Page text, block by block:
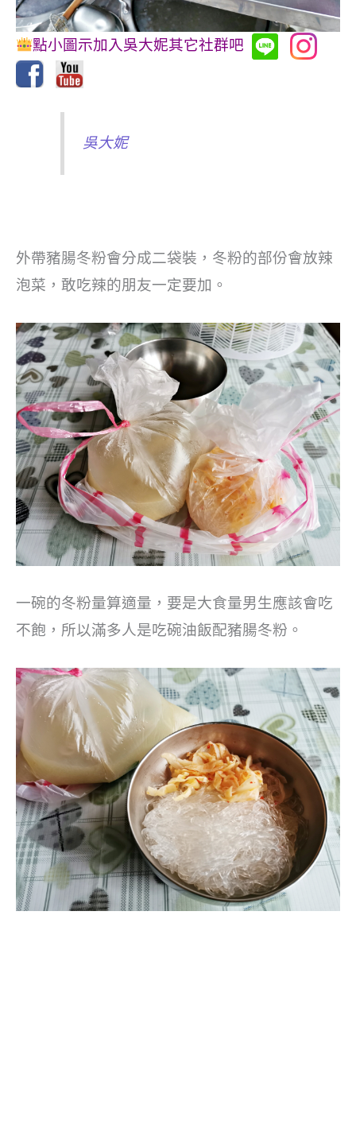
點小圖示加入吳大妮其它社群吧
吳大妮
外帶豬腸冬粉會分成二袋裝，冬粉的部份會放辣
泡菜，敢吃辣的朋友一定要加。
一碗的冬粉量算適量，要是大食量男生應該會吃
不飽，所以滿多人是吃碗油飯配豬腸冬粉。